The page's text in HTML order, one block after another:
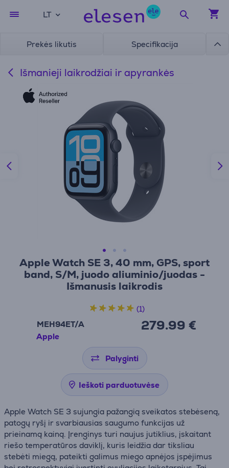
LT
Prekės likutis Specifikacija
Išmanieji laikrodžiai ir apyrankės
Apple Watch SE 3, 40 mm, GPS, sport
band, S/M, juodo aliuminio/juodas -
Išmanusis laikrodis
MEH94ET/A
Apple
279.99 €
(1)
Palyginti
Ieškoti parduotuvėse
Apple Watch SE 3 sujungia pažangią sveikatos stebėseną,
patogų ryšį ir svarbiausias saugumo funkcijas už
prieinamą kainą. Įrenginys turi naujus jutiklius, įskaitant
riešo temperatūros daviklį, kuris leidžia dar tiksliau
stebėti miegą, pateikti galimus miego apnėjos įspėjimus